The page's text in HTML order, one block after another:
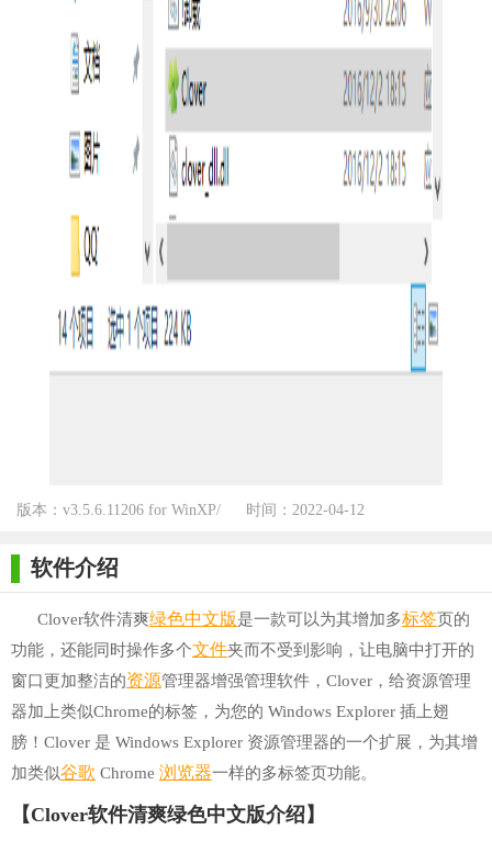
版本：v3.5.6.11206 for WinXP/
时间：2022-04-12
软件介绍
Clover软件清爽绿色中文版是一款可以为其增加多标签页的
功能，还能同时操作多个文件夹而不受到影响，让电脑中打开的
窗口更加整洁的资源管理器增强管理软件，Clover，给资源管理
器加上类似Chrome的标签，为您的 Windows Explorer 插上翅
膀！Clover 是 Windows Explorer 资源管理器的一个扩展，为其增
加类似谷歌 Chrome 浏览器一样的多标签页功能。
【Clover软件清爽绿色中文版介绍】